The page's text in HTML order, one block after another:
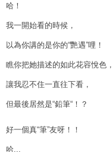
哈！
我一開始看的時候，
以為你講的是你的“艷遇”哩！
瞧你把她描述的如此花容悅色，
讓我忍不住一直往下看，
但最後居然是“鉛筆“！？
好一個真“筆”友呀！！
哈...